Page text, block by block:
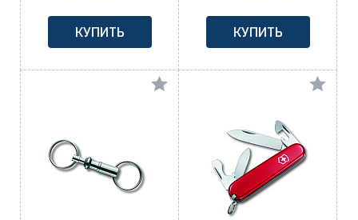
КУПИТЬ КУПИТЬ